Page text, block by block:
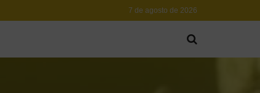
7 de agosto de 2026